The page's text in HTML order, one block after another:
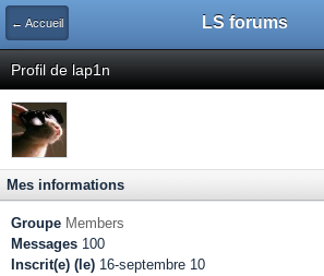
← Accueil LS forums
Profil de lap1n
Mes informations
Groupe Members
Messages 100
Inscrit(e) (le) 16-septembre 10